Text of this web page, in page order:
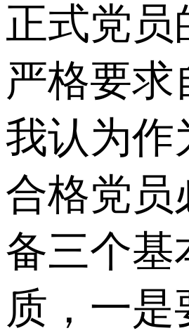
正式党员
严格要求
我认为作
合格党员
备三个基
质，一是